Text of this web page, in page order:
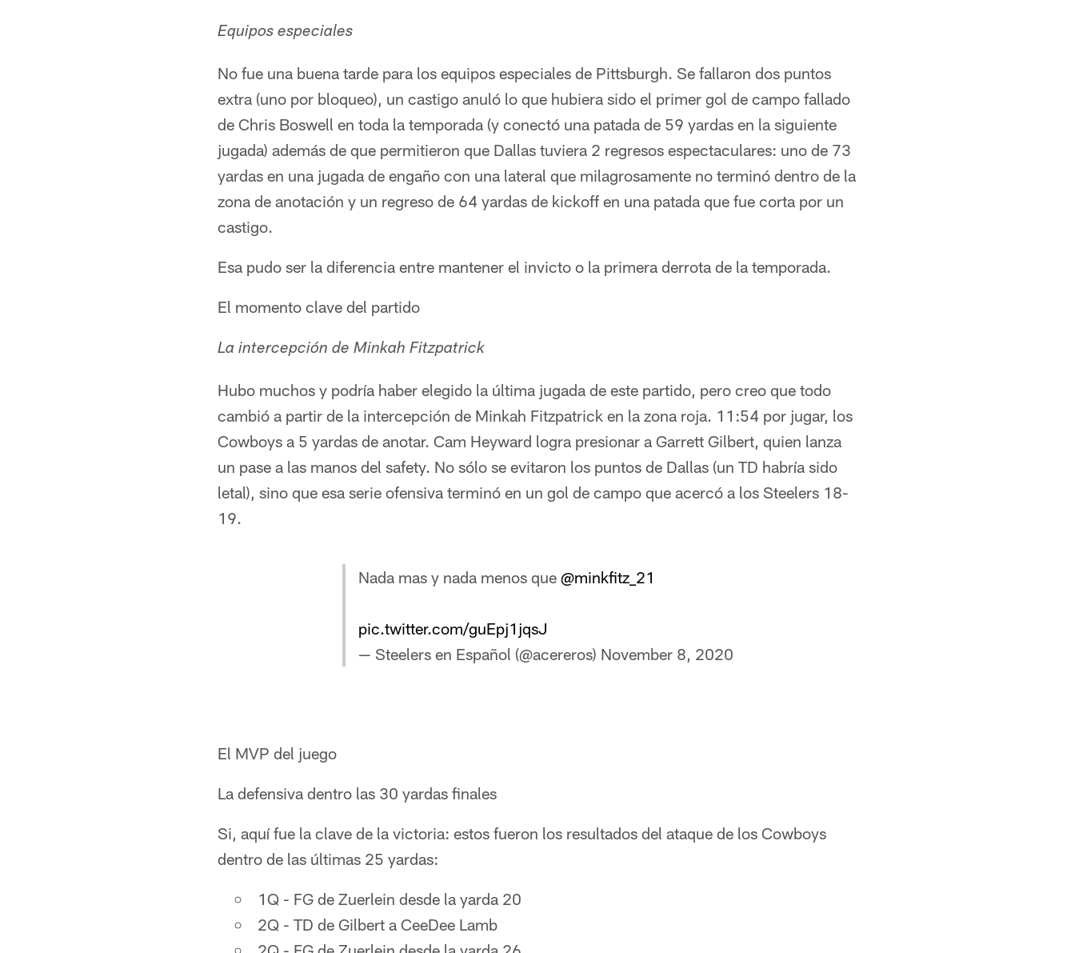
Equipos especiales
No fue una buena tarde para los equipos especiales de Pittsburgh. Se fallaron dos puntos
extra (uno por bloqueo), un castigo anuló lo que hubiera sido el primer gol de campo fallado
de Chris Boswell en toda la temporada (y conectó una patada de 59 yardas en la siguiente
jugada) además de que permitieron que Dallas tuviera 2 regresos espectaculares: uno de 73
yardas en una jugada de engaño con una lateral que milagrosamente no terminó dentro de la
zona de anotación y un regreso de 64 yardas de kickoff en una patada que fue corta por un
castigo.
Esa pudo ser la diferencia entre mantener el invicto o la primera derrota de la temporada.
El momento clave del partido
La intercepción de Minkah Fitzpatrick
Hubo muchos y podría haber elegido la última jugada de este partido, pero creo que todo
cambió a partir de la intercepción de Minkah Fitzpatrick en la zona roja. 11:54 por jugar, los
Cowboys a 5 yardas de anotar. Cam Heyward logra presionar a Garrett Gilbert, quien lanza
un pase a las manos del safety. No sólo se evitaron los puntos de Dallas (un TD habría sido
letal), sino que esa serie ofensiva terminó en un gol de campo que acercó a los Steelers 18-
19.
Nada mas y nada menos que @minkfitz_21
pic.twitter.com/guEpj1jqsJ
— Steelers en Español (@acereros) November 8, 2020
El MVP del juego
La defensiva dentro las 30 yardas finales
Si, aquí fue la clave de la victoria: estos fueron los resultados del ataque de los Cowboys
dentro de las últimas 25 yardas:
1Q - FG de Zuerlein desde la yarda 20
2Q - TD de Gilbert a CeeDee Lamb